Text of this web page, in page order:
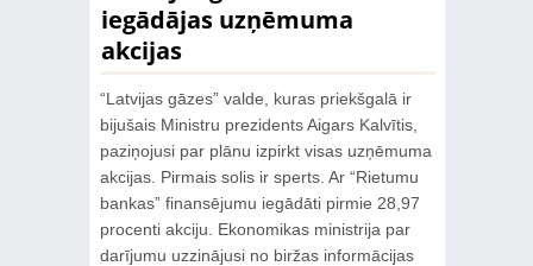
iegādājas uzņēmuma
akcijas
“Latvijas gāzes” valde, kuras priekšgalā ir
bijušais Ministru prezidents Aigars Kalvītis,
paziņojusi par plānu izpirkt visas uzņēmuma
akcijas. Pirmais solis ir sperts. Ar “Rietumu
bankas” finansējumu iegādāti pirmie 28,97
procenti akciju. Ekonomikas ministrija par
darījumu uzzinājusi no biržas informācijas